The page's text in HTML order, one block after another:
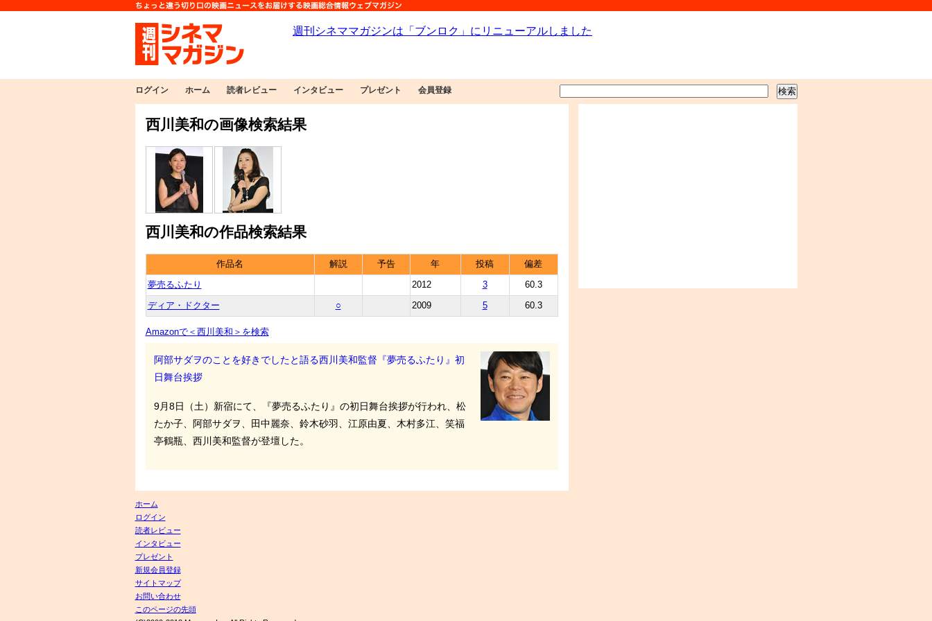
ログイン ホーム 読者レビュー インタビュー プレゼント 会員登録
西川美和の画像検索結果
西川美和の作品検索結果
作品名 解説 予告 年 投稿 偏差
夢売るふたり 2012 3 60.3
ディア・ドクター ○ 2009 5 60.3
Amazonで＜西川美和＞を検索
阿部サダヲのことを好きでしたと語る西川美和監督『夢売るふたり』初
日舞台挨拶
9月8日（土）新宿にて、『夢売るふたり』の初日舞台挨拶が行われ、松
たか子、阿部サダヲ、田中麗奈、鈴木砂羽、江原由夏、木村多江、笑福
亭鶴瓶、西川美和監督が登壇した。
ホーム
ログイン
読者レビュー
インタビュー
プレゼント
新規会員登録
サイトマップ
お問い合わせ
このページの先頭